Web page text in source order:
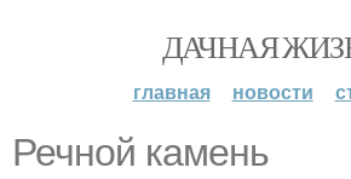
ДАЧНАЯ
главная новости
Речной камень